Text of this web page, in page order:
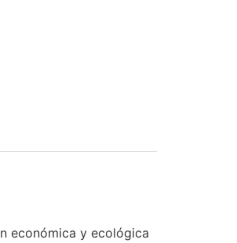
económica y ecológica